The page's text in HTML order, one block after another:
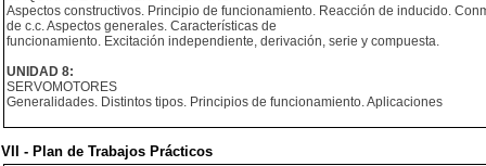
Aspectos constructivos. Principio de funcionamiento. Reacción de inducido.
de c.c. Aspectos generales. Características de
funcionamiento. Excitación independiente, derivación, serie y compuesta.
UNIDAD 8:
SERVOMOTORES
Generalidades. Distintos tipos. Principios de funcionamiento. Aplicaciones
VII - Plan de Trabajos Prácticos